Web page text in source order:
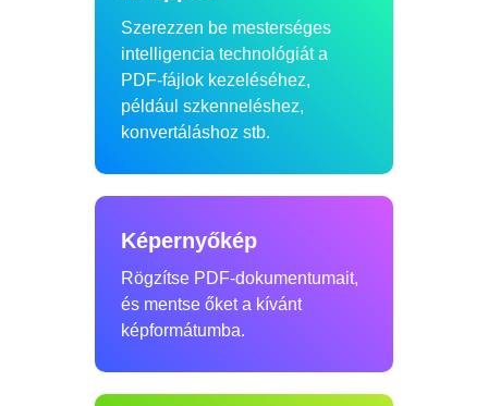
Szerezzen be mesterséges
intelligencia technológiát a
PDF-fájlok kezeléséhez,
például szkenneléshez,
konvertáláshoz stb.
Képernyőkép
Rögzítse PDF-dokumentumait,
és mentse őket a kívánt
képformátumba.